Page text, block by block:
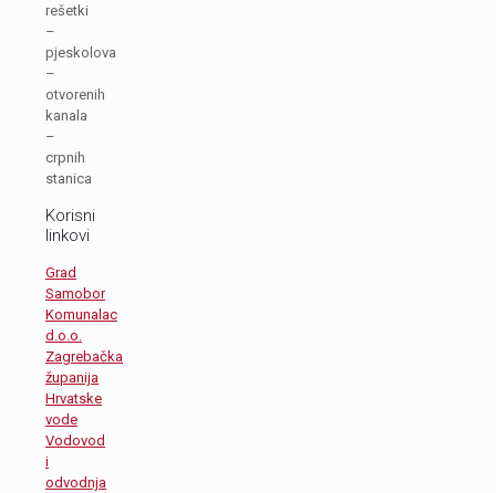
rešetki
–
pjeskolova
–
otvorenih
kanala
–
crpnih
stanica
Korisni
linkovi
Grad
Samobor
Komunalac
d.o.o.
Zagrebačka
županija
Hrvatske
vode
Vodovod
i
odvodnja